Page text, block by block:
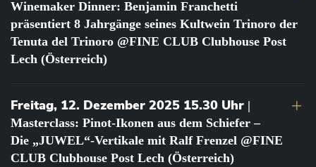
Winemaker Dinner: Benjamin Franchetti
präsentiert 8 Jahrgänge seines Kultwein Trinoro der
Tenuta del Trinoro @FINE CLUB Clubhouse Post
Lech (Österreich)
Freitag, 12. Dezember 2025 15.30 Uhr |
Masterclass: Pinot-Ikonen aus dem Schiefer –
Die „JUWEL“-Vertikale mit Ralf Frenzel @FINE
CLUB Clubhouse Post Lech (Österreich)